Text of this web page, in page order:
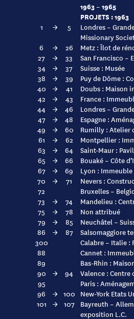
1963 – 1965
PROJETS : 1963
1 → 5
Londres –
Missionary
6
→ 26
Metz : Îlot de
27
→ 33
San Francisco –
34
→ 37
Suisse : Musée
38
→ 39
Puy de Dôme :
40
→ 41
Doubs : Maison
42
→ 43
France :
44
→ 46
Londres –
47
→ 48
Espagne :
49
→ 60
Rumilly : Atelier
61
→ 62
Montpellier :
63
→ 64
Saint-Maur :
65
→ 66
Bouaké – Côte
67
→ 69
Lyon :
70
→ 71
Nevers :
72
Bruxelles –
73
→ 74
Mandelieu :
75
→ 78
Non attribué
79
→ 85
Neuchâtel –
86
→ 87
Salsomaggiore
300
Calabre – Italie :
88
Cannet :
89
Bas-Rhin :
90
→ 94
Valence :
95
Paris :
96
→ 100 New-York Etats
101
→ 107
Bayreuth –
exposition L.C.